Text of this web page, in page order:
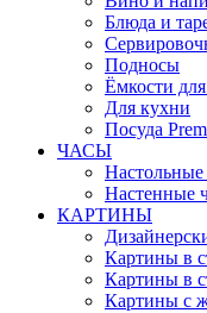
Блюда и
Подносы
Ёмкости
Для кухни
Посуда
ЧАСЫ
Настенные
КАРТИНЫ
Картины в
Картины в
Картины с